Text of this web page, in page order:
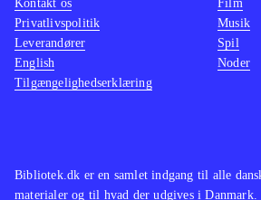
Bibliotek.dk er en samlet indgang til alle
materialer og til hvad der udgives i
Kontakt os
Privatlivspolitik
Leverandører
English
Tilgængelighedserklæring
Film
Musik
Spil
Noder